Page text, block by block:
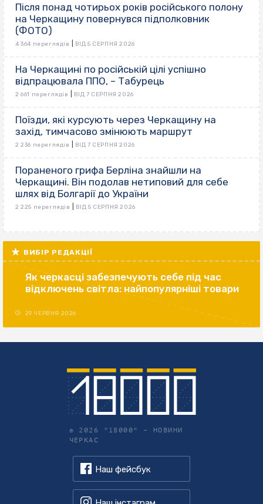
Після понад чотирьох років російського полону
на Черкащину повернувся підполковник
(ФОТО)
4 364 переглядів ВІД 5 СЕРПНЯ 2026
На Черкащині по російській цілі успішно
відпрацювала ППО, – Табурець
2 661 переглядів ВІД 7 СЕРПНЯ 2026
Поїзди, які курсують через Черкащину на
захід, тимчасово змінюють маршрут
2 236 переглядів ВІД 7 СЕРПНЯ 2026
Пораненого грифа Берліна знайшли на
Черкащині. Він подолав нетиповий для себе
шлях від Болгарії до України
2 225 переглядів ВІД 5 СЕРПНЯ 2026
ВИБІР РЕДАКЦІЇ
Як черкасці забезпечують себе під час
відключень світла: найпопулярніші товари
29 ЧЕРВНЯ 2026
© 2026 "18000" – НОВИНИ
ЧЕРКАС
Наш фейсбук